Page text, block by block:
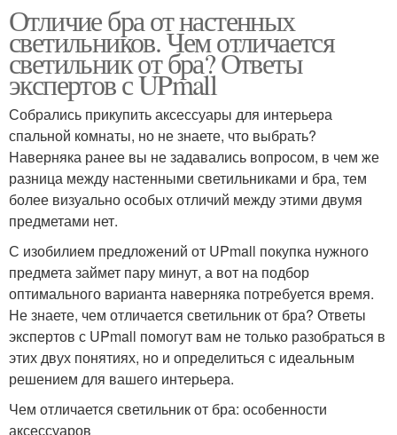
Отличие бра от настенных
светильников. Чем отличается
светильник от бра? Ответы
экспертов с UPmall
Собрались прикупить аксессуары для интерьера
спальной комнаты, но не знаете, что выбрать?
Наверняка ранее вы не задавались вопросом, в чем же
разница между настенными светильниками и бра, тем
более визуально особых отличий между этими двумя
предметами нет.
С изобилием предложений от UPmall покупка нужного
предмета займет пару минут, а вот на подбор
оптимального варианта наверняка потребуется время.
Не знаете, чем отличается светильник от бра? Ответы
экспертов с UPmall помогут вам не только разобраться в
этих двух понятиях, но и определиться с идеальным
решением для вашего интерьера.
Чем отличается светильник от бра: особенности
аксессуаров